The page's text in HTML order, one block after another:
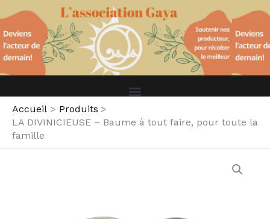
au
contenu
Accueil
Produits
LA DIVINICIEUSE – Baume à tout faire, pour toute la
famille
DIVINICIEUSE
–
Baume
à
tout
pour
famille